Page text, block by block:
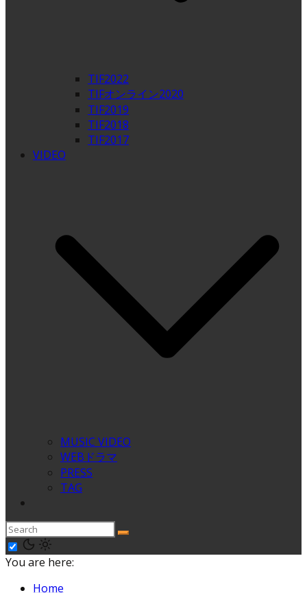
TIF2022
TIFオンライン2020
TIF2019
TIF2018
TIF2017
VIDEO
MUSIC VIDEO
WEBドラマ
PRESS
TAG
You are here:
Home